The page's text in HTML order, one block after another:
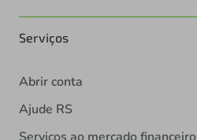
Serviços
Abrir conta
Ajude RS